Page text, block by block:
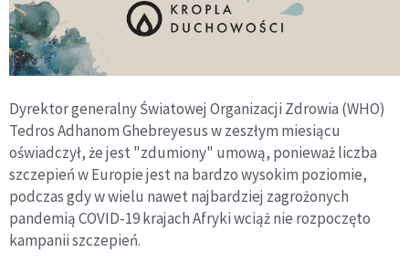
Dyrektor generalny Światowej Organizacji Zdrowia (WHO)
Tedros Adhanom Ghebreyesus w zeszłym miesiącu
oświadczył, że jest "zdumiony" umową, ponieważ liczba
szczepień w Europie jest na bardzo wysokim poziomie,
podczas gdy w wielu nawet najbardziej zagrożonych
pandemią COVID-19 krajach Afryki wciąż nie rozpoczęto
kampanii szczepień.